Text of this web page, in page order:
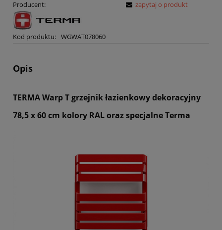
Producent:
Kod produktu: WGWAT078060
zapytaj o produkt
Opis
TERMA Warp T grzejnik łazienkowy dekoracyjny
78,5 x 60 cm kolory RAL oraz specjalne Terma